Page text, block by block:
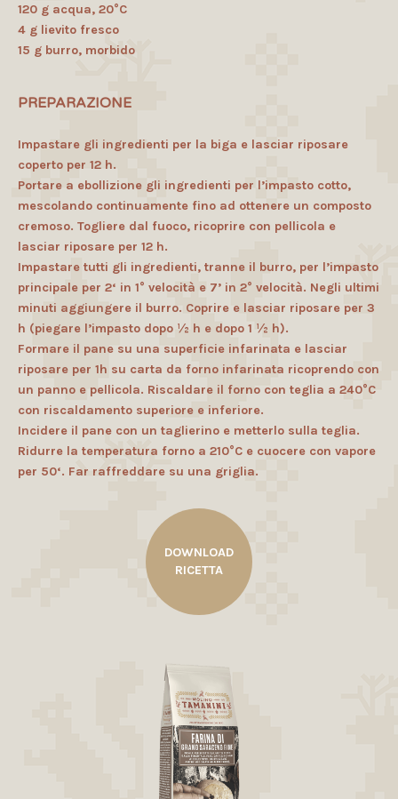
120 g acqua, 20°C
4 g lievito fresco
15 g burro, morbido
PREPARAZIONE
Impastare gli ingredienti per la biga e lasciar riposare
coperto per 12 h.
Portare a ebollizione gli ingredienti per l’impasto cotto,
mescolando continuamente fino ad ottenere un composto
cremoso. Togliere dal fuoco, ricoprire con pellicola e
lasciar riposare per 12 h.
Impastare tutti gli ingredienti, tranne il burro, per l’impasto
principale per 2‘ in 1° velocità e 7’ in 2° velocità. Negli ultimi
minuti aggiungere il burro. Coprire e lasciar riposare per 3
h (piegare l’impasto dopo ½ h e dopo 1 ½ h).
Formare il pane su una superficie infarinata e lasciar
riposare per 1h su carta da forno infarinata ricoprendo con
un panno e pellicola. Riscaldare il forno con teglia a 240°C
con riscaldamento superiore e inferiore.
Incidere il pane con un taglierino e metterlo sulla teglia.
Ridurre la temperatura forno a 210°C e cuocere con vapore
per 50‘. Far raffreddare su una griglia.
DOWNLOAD
RICETTA